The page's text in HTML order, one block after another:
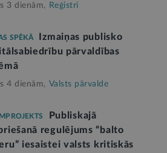
3 dienām, Reģistri
SPĒKĀ
Izmaiņas publisko
pārvaldības
4 dienām, Valsts pārvalde
Publiskajā
regulējums “balto
iesaistei valsts kritiskās